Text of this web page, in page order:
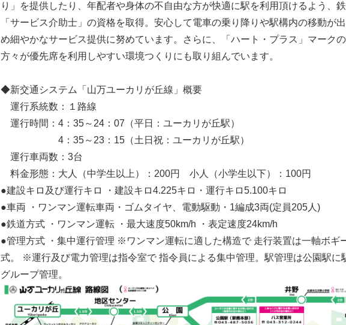
り」を提供したり、年配者や身体の不自由な方が快適に駅を利用頂けるよう、
「サービス介助士」の資格を取得。安心して電車の乗り降りや駅構内の移動が
め細やかなサービス提供に努めています。さらに、「ハート・プラス」マーク
方々が優先席を利用しやすい環境つくりにも取り組んでいます。
◆新交通システム「山万ユーカリが丘線」概要
運行系統数：１路線
運行時間：4：35～24：07（平日：ユーカリが丘駅）
4：35～23：15（土日祝：ユーカリが丘駅）
運行車両数：3台
料金形態：大人（中学生以上）：200円 小人（小学生以下）：100円
●建設キロ及び運行キロ ・建設キロ4.225キロ・運行キロ5.100キロ
●車両 ・ワンマン運転車両・ゴムタイヤ、電動駆動・1編成3両(定員205人)
●鉄道方式 ・ワンマン運転 ・最大速度50km/h ・表定速度24km/h
●管理方式 ・集中運行管理 ※ワンマン運転に適した構造で 走行装置は一軸ボギ
式。 ※運行及び電力管理は指令室で 指令員による集中管理。駅管理は公園駅に
グループ管理。